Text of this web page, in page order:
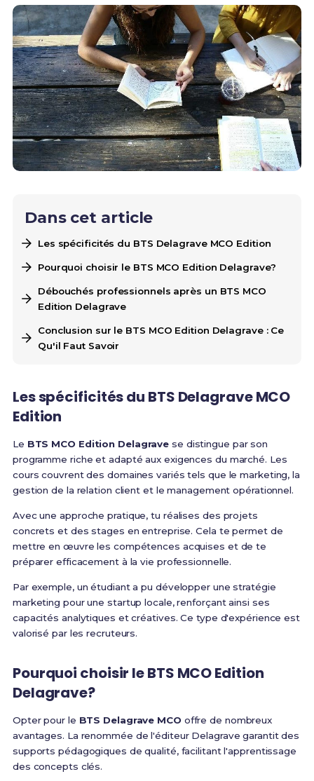
Dans cet article
Les spécificités du BTS Delagrave MCO Edition
Pourquoi choisir le BTS MCO Edition Delagrave?
Débouchés professionnels après un BTS MCO
Edition Delagrave
Conclusion sur le BTS MCO Edition Delagrave : Ce
Qu'il Faut Savoir
Les spécificités du BTS Delagrave MCO
Edition
Le BTS MCO Edition Delagrave se distingue par son
programme riche et adapté aux exigences du marché. Les
cours couvrent des domaines variés tels que le marketing, la
gestion de la relation client et le management opérationnel.
Avec une approche pratique, tu réalises des projets
concrets et des stages en entreprise. Cela te permet de
mettre en œuvre les compétences acquises et de te
préparer efficacement à la vie professionnelle.
Par exemple, un étudiant a pu développer une stratégie
marketing pour une startup locale, renforçant ainsi ses
capacités analytiques et créatives. Ce type d'expérience est
valorisé par les recruteurs.
Pourquoi choisir leBTS MCO Edition
Delagrave?
Opter pour le BTS Delagrave MCO offre de nombreux
avantages. La renommée de l'éditeur Delagrave garantit des
supports pédagogiques de qualité, facilitant l'apprentissage
des concepts clés.